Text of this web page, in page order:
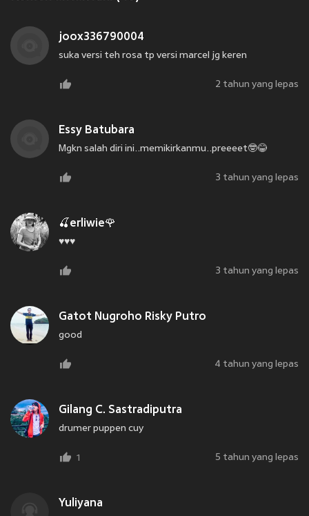
joox336790004
suka versi teh rosa tp versi marcel jg keren
2 tahun yang lepas
Essy Batubara
Mgkn salah diri ini..memikirkanmu..preeeet🤓😂
3 tahun yang lepas
🍒erliwie🌹
♥️♥️♥️
3 tahun yang lepas
Gatot Nugroho Risky Putro
good
4 tahun yang lepas
Gilang C. Sastradiputra
drumer puppen cuy
1 5 tahun yang lepas
Yuliyana